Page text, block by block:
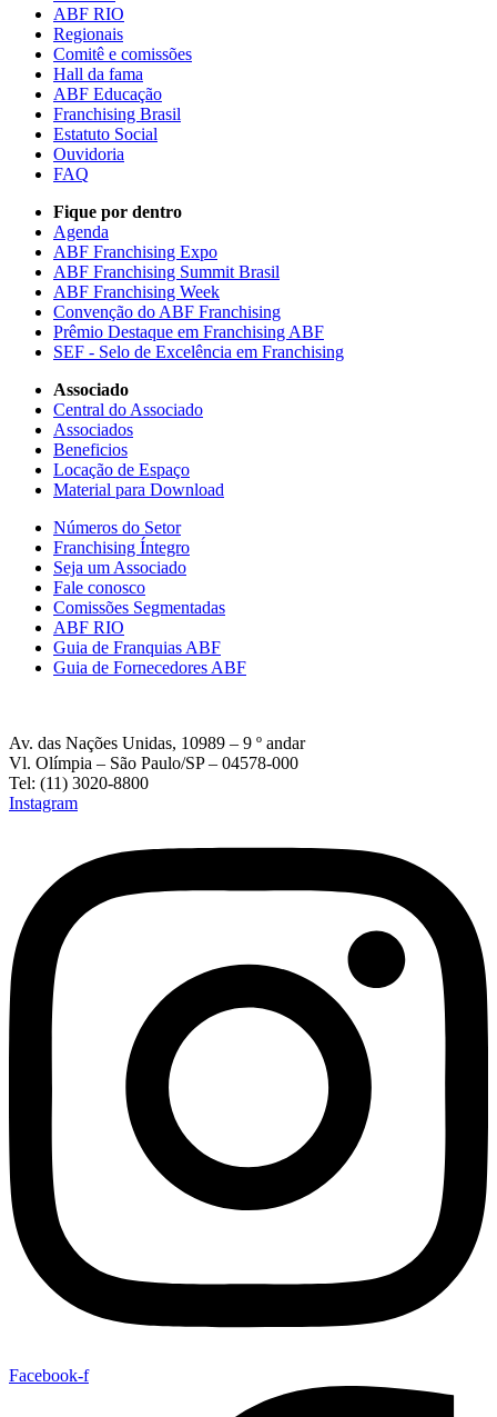
ABF RIO
Regionais
Comitê e comissões
Hall da fama
ABF Educação
Franchising Brasil
Estatuto Social
Ouvidoria
FAQ
Fique por dentro
Agenda
ABF Franchising Expo
ABF Franchising Summit Brasil
ABF Franchising Week
Convenção do ABF Franchising
Prêmio Destaque em Franchising ABF
SEF - Selo de Excelência em Franchising
Associado
Central do Associado
Associados
Beneficios
Locação de Espaço
Material para Download
Números do Setor
Franchising Íntegro
Seja um Associado
Fale conosco
Comissões Segmentadas
ABF RIO
Guia de Franquias ABF
Guia de Fornecedores ABF
Av. das Nações Unidas, 10989 – 9 º andar
Vl. Olímpia – São Paulo/SP – 04578-000
Tel: (11) 3020-8800
Instagram
Facebook-f